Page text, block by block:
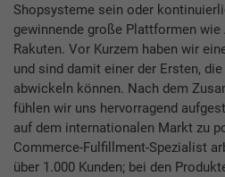
Shopsysteme sein oder
gewinnende große Plattformen wie
Rakuten. Vor Kurzem haben wir
und sind damit einer der Ersten,
abwickeln können. Nach dem
fühlen wir uns hervorragend
auf dem internationalen Markt zu
Commerce-Fulfillment-Spezialist
über 1.000 Kunden; bei den